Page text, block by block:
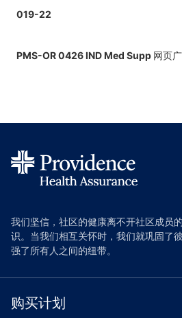
019-22
PMS-OR 0426 IND Med Supp 网页
我们坚信，社区的健康离不开社区成员
识。当我们相互关怀时，我们就巩固了
强了所有人之间的纽带。
购买计划